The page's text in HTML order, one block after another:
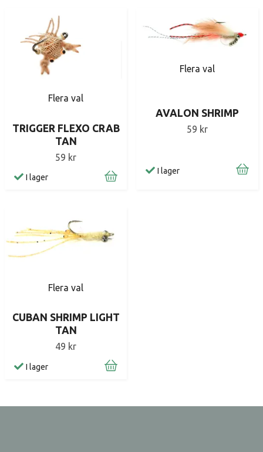
Flera val
TRIGGER FLEXO CRAB
TAN
59 kr
I lager
Flera val
AVALON SHRIMP
59 kr
I lager
Flera val
CUBAN SHRIMP LIGHT
TAN
49 kr
I lager